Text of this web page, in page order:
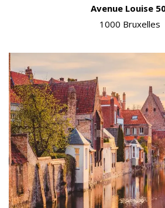
Avenue Louise
1000 Bruxelles